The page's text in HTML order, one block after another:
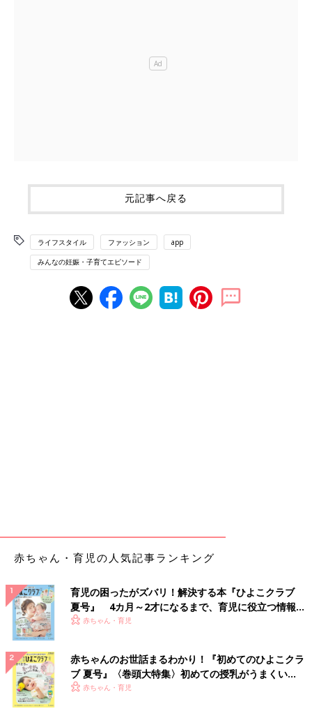
元記事へ戻る
ライフスタイル ファッション app
みんなの妊娠・子育てエピソード
赤ちゃん・育児の人気記事ランキング
育児の困ったがズバリ！解決する本『ひよこクラブ
夏号』 4カ月～2才になるまで、育児に役立つ情報が
いっぱい！
赤ちゃん・育児
赤ちゃんのお世話まるわかり！『初めてのひよこクラ
ブ 夏号』〈巻頭大特集〉初めての授乳がうまくい
く！ おっぱい・ミルクの基本と夏のトラブル 解決テ
赤ちゃん・育児